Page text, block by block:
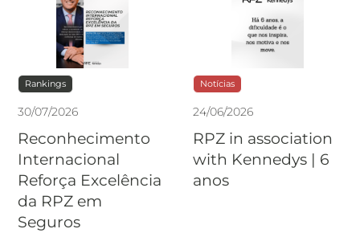
Rankings
30/07/2026
Reconhecimento
Internacional
Reforça Excelência
da RPZ em
Seguros
Notícias
24/06/2026
RPZ in association
with Kennedys | 6
anos